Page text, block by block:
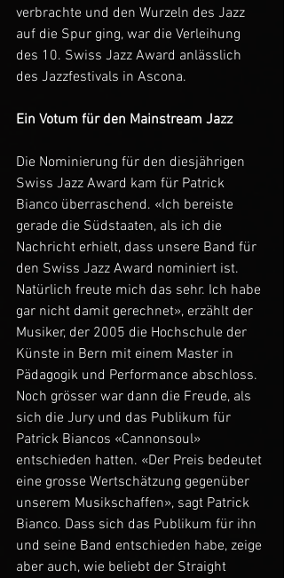
verbrachte und den Wurzeln des Jazz
auf die Spur ging, war die Verleihung
des 10. Swiss Jazz Award anlässlich
des Jazzfestivals in Ascona.
Ein Votum für den Mainstream Jazz
Die Nominierung für den diesjährigen
Swiss Jazz Award kam für Patrick
Bianco überraschend. «Ich bereiste
gerade die Südstaaten, als ich die
Nachricht erhielt, dass unsere Band für
den Swiss Jazz Award nominiert ist.
Natürlich freute mich das sehr. Ich habe
gar nicht damit gerechnet», erzählt der
Musiker, der 2005 die Hochschule der
Künste in Bern mit einem Master in
Pädagogik und Performance abschloss.
Noch grösser war dann die Freude, als
sich die Jury und das Publikum für
Patrick Biancos «Cannonsoul»
entschieden hatten. «Der Preis bedeutet
eine grosse Wertschätzung gegenüber
unserem Musikschaffen», sagt Patrick
Bianco. Dass sich das Publikum für ihn
und seine Band entschieden habe, zeige
aber auch, wie beliebt der Straight